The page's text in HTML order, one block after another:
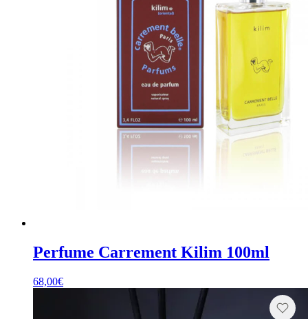
Perfume Carrement Kilim 100ml
68,00€